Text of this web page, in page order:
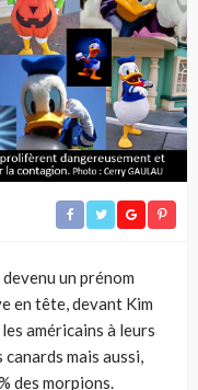
un prénom
en tête, devant Kim
américains à leurs
mais aussi,
des morpions.